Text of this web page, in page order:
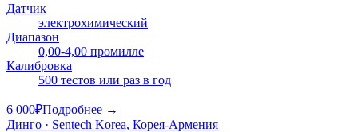
Датчик
электрохимический
Диапазон
0,00-4,00 промилле
Калибровка
500 тестов или раз в год
6 000₽Подробнее →
Динго · Sentech Korea, Корея-Армения